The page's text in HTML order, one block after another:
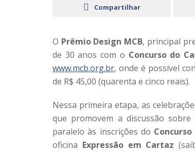
Compartilhar
O Prêmio Design MCB, principal
de 30 anos com o Concurso do
www.mcb.org.br, onde é possível
de R$ 45,00 (quarenta e cinco reais).
Nessa primeira etapa, as
que promovem a discussão
paralelo às inscrições do
oficina Expressão em Cartaz